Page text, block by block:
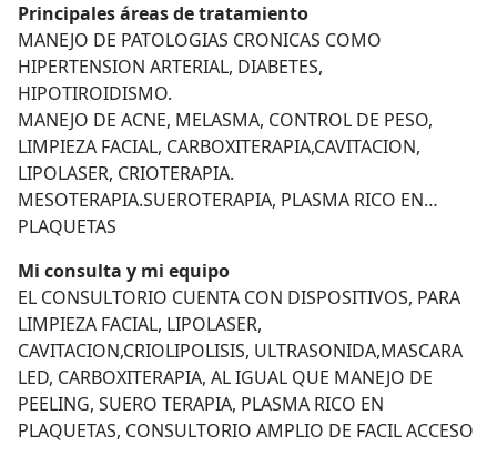
Principales áreas de tratamiento
MANEJO DE PATOLOGIAS CRONICAS COMO
HIPERTENSION ARTERIAL, DIABETES,
HIPOTIROIDISMO.
MANEJO DE ACNE, MELASMA, CONTROL DE PESO,
LIMPIEZA FACIAL, CARBOXITERAPIA,CAVITACION,
LIPOLASER, CRIOTERAPIA.
MESOTERAPIA.SUEROTERAPIA, PLASMA RICO EN
PLAQUETAS
Mi consulta y mi equipo
EL CONSULTORIO CUENTA CON DISPOSITIVOS, PARA
LIMPIEZA FACIAL, LIPOLASER,
CAVITACION,CRIOLIPOLISIS, ULTRASONIDA,MASCARA
LED, CARBOXITERAPIA, AL IGUAL QUE MANEJO DE
PEELING, SUERO TERAPIA, PLASMA RICO EN
PLAQUETAS, CONSULTORIO AMPLIO DE FACIL ACCESO